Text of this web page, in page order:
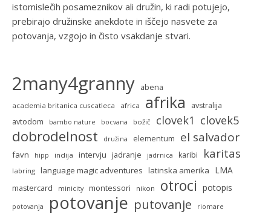
istomislečih posameznikov ali družin, ki radi potujejo,
prebirajo družinske anekdote in iščejo nasvete za
potovanja, vzgojo in čisto vsakdanje stvari.
2many4granny abena
academia britanica cuscatleca africa afrika
avstralija
avtodom
bambo nature bocvana božič clovek1 clovek5
dobrodelnost družina elementum el salvador
favn hipp indija intervju jadranje jadrnica karibi karitas
labring language magic adventures latinska amerika LMA
mastercard minicity montessori nikon otroci potopis
potovanja potovanje putovanje riomare